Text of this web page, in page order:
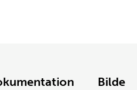
Bilder